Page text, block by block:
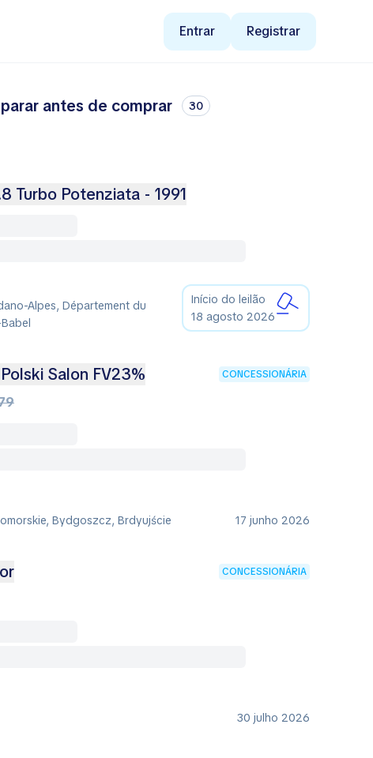
Entrar Registrar
antes de comprar 30
Turbo Potenziata - 1991
Alpes, Département du
Início do leilão
18 agosto 2026
Salon FV23% CONCESSIONÁRIA
Bydgoszcz, Brdyujście
17 junho 2026
CONCESSIONÁRIA
30 julho 2026